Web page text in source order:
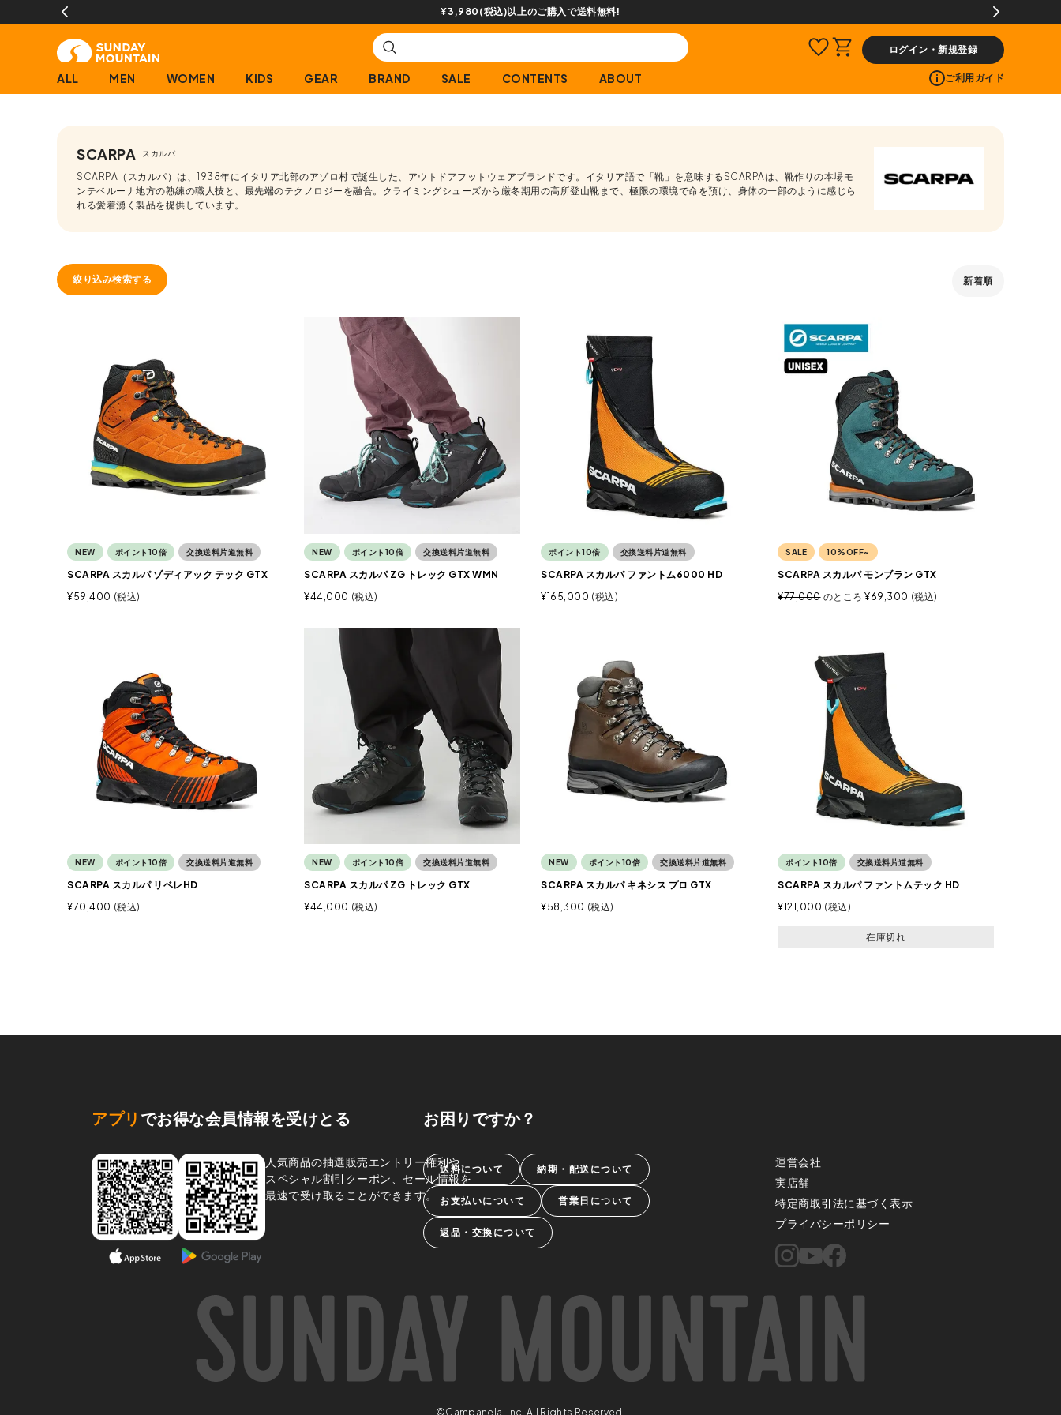
¥3,980(税込)以上のご購入で送料無料!
ログイン・新規登録
ALL MEN WOMEN KIDS GEAR BRAND SALE CONTENTS ABOUT ご利用ガイド
SCARPA スカルパ
SCARPA（スカルパ）は、1938年にイタリア北部のアゾロ村で誕生した、アウトドアフットウェアブランドです。イタリア語で「靴」を意味するSCARPAは、靴作りの本場モ
ンテベルーナ地方の熟練の職人技と、最先端のテクノロジーを融合。クライミングシューズから厳冬期用の高所登山靴まで、極限の環境で命を預け、身体の一部のように感じら
れる愛着湧く製品を提供しています。
絞り込み検索する 新着順
NEW ポイント10倍 交換送料片道無料
SCARPA スカルパ ゾディアック テック GTX
¥59,400 税込
NEW ポイント10倍 交換送料片道無料
SCARPA スカルパ ZG トレック GTX WMN
¥44,000 税込
ポイント10倍 交換送料片道無料
SCARPA スカルパ ファントム6000 HD
¥165,000 税込
SALE 10%OFF~
SCARPA スカルパ モンブラン GTX
¥77,000 のところ ¥69,300 税込
NEW ポイント10倍 交換送料片道無料
SCARPA スカルパ リベレHD
¥70,400 税込
NEW ポイント10倍 交換送料片道無料
SCARPA スカルパ ZG トレック GTX
¥44,000 税込
NEW ポイント10倍 交換送料片道無料
SCARPA スカルパ キネシス プロ GTX
¥58,300 税込
ポイント10倍 交換送料片道無料
SCARPA スカルパ ファントムテック HD
¥121,000 税込
在庫切れ
アプリ でお得な会員情報を受けとる
人気商品の抽選販売エントリー権利や、
スペシャル割引クーポン、セール情報を
最速で受け取ることができます。
お困りですか？
送料について 納期・配送について
お支払いについて 営業日について
返品・交換について
運営会社
実店舗
特定商取引法に基づく表示
プライバシーポリシー
©Campanela, Inc. All Rights Reserved.